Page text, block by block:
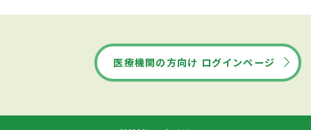
医療機関の方向け ログインページ